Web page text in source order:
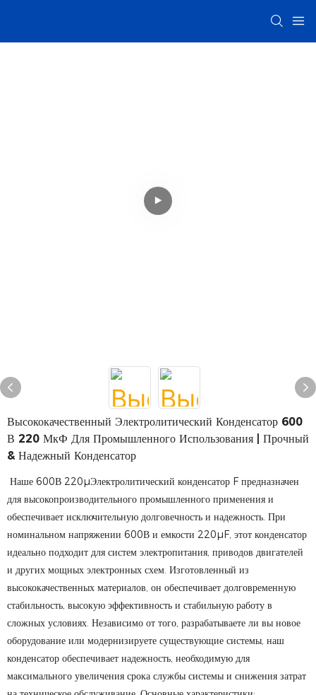
Высококачественный Электролитический Конденсатор 600
В 220 МкФ Для Промышленного Использования | Прочный
& Надежный Конденсатор
Наше 600В 220µЭлектролитический конденсатор F предназначен
для высокопроизводительного промышленного применения и
обеспечивает исключительную долговечность и надежность. При
номинальном напряжении 600В и емкости 220µF, этот конденсатор
идеально подходит для систем электропитания, приводов двигателей
и других мощных электронных схем. Изготовленный из
высококачественных материалов, он обеспечивает долговременную
стабильность, высокую эффективность и стабильную работу в
сложных условиях. Независимо от того, разрабатываете ли вы новое
оборудование или модернизируете существующие системы, наш
конденсатор обеспечивает надежность, необходимую для
максимального увеличения срока службы системы и снижения затрат